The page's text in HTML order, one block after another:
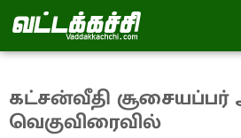
கட்சன்வீதி
வெகுவிரைவில்